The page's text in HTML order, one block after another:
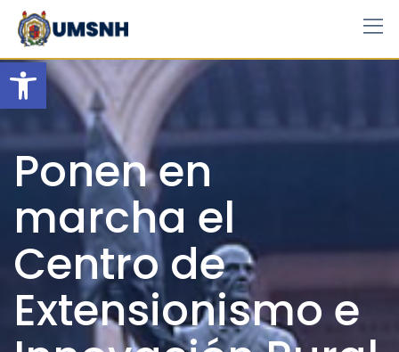
Open toolbar
Skip
content
Ponen en
marcha el
Centro de
Extensionismo e